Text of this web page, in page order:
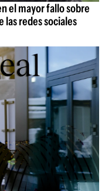
el mayor fallo sobre
redes sociales